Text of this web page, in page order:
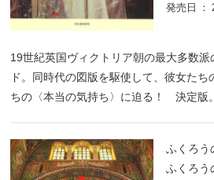
発売日
19世紀英国ヴィクトリア朝の最大多数
ド。同時代の図版を駆使して、彼女た
ちの〈本当の気持ち〉に迫る！ 決定版。
ふくろう
ふくろう